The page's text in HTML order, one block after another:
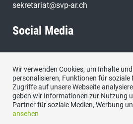
sekretariat@svp-ar.ch
Social Media
Kontakt|Datenschutzerklärung|
Wir verwenden Cookies, um Inhalte
personalisieren, Funktionen für soziale
Zugriffe auf unsere Webseite
geben wir Informationen zur Nutzung
Partner für soziale Medien, Werbung
ansehen